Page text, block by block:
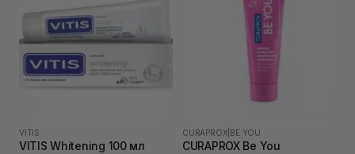
VITIS
VITIS Whitening 100 мл
CURAPROX BE YOU
CURAPROX Be You